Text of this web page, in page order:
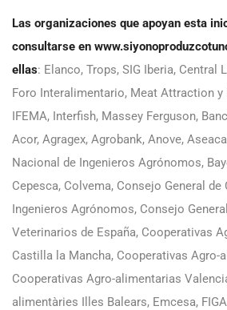
Las organizaciones que apoyan esta
consultarse en
ellas: Elanco, Trops, SIG Iberia, Central
Foro Interalimentario, Meat Attraction
IFEMA, Interfish, Massey Ferguson,
Acor, Agragex, Agrobank, Anove,
Nacional de Ingenieros Agrónomos,
Cepesca, Colvema, Consejo General
Ingenieros Agrónomos, Consejo
Veterinarios de España, Cooperativas
Castilla la Mancha, Cooperativas Agro-
Cooperativas Agro-alimentarias
alimentàries Illes Balears, Emcesa,